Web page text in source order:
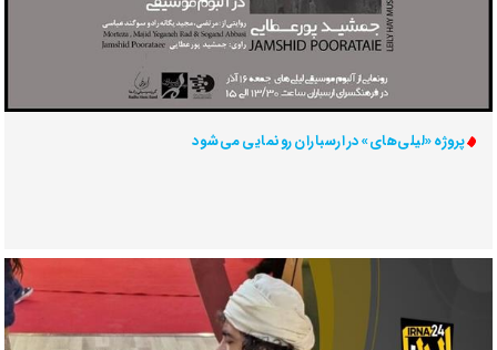
پروژه «لیلی‌های» در ارسباران رونمایی می‌شود